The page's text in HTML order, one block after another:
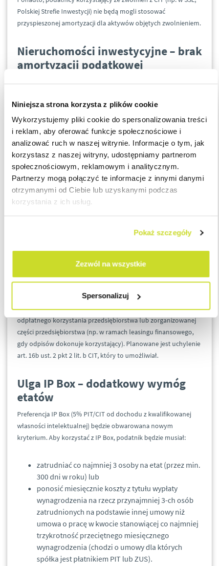
Niniejsza strona korzysta z plików cookie
Wykorzystujemy pliki cookie do spersonalizowania treści
i reklam, aby oferować funkcje społecznościowe i
analizować ruch w naszej witrynie. Informacje o tym, jak
korzystasz z naszej witryny, udostępniamy partnerom
społecznościowym, reklamowym i analitycznym.
Partnerzy mogą połączyć te informacje z innymi danymi
otrzymanymi od Ciebie lub uzyskanymi podczas
korzystania z ich usług.
Pokaż szczegóły
Zezwól na wszystkie
Spersonalizuj
Polskiej Strefie Inwestycji) nie będą mogli stosować
przyspieszonej amortyzacji dla aktywów objętych zwolnieniem.
Nieruchomości inwestycyjne – brak
amortyzacji podatkowej
Spółki nieruchomościowe nie dokonają odpisów
wyceniane są do wartości godziwej (a więc, które nie są
amortyzowane księgowo). Dotychczas istniał spór co do
możliwości dokonywania takich odpisów podatkowych –
ostatecznie w serii wyroków w br. Naczelny Sąd
Administracyjnych potwierdził, iż także spółki
nieruchomościowe mogą dokonywać odpisów
amortyzacyjnych od nieruchomości inwestycyjnych. Nowe
przepisy wprost to wykluczą - nie będzie można amortyzować
podatkowo ponad odpisy bilansowe.
Wyłączenie możliwości amortyzacji
goodwill (wartości firmy)
powstałej na skutek przyjęcia do
odpłatnego korzystania
Planowane jest zlikwidowanie jednej z możliwości
dokonywania odpisów amortyzacyjnych od wartości firmy
(goodwill), tj. takiej która powstała na skutek przejęcia do
odpłatnego korzystania przedsiębiorstwa lub zorganizowanej
części przedsiębiorstwa (np. w ramach leasingu finansowego,
gdy odpisów dokonuje korzystający). Planowane jest uchylenie
art. 16b ust. 2 pkt 2 lit. b CIT, który to umożliwiał.
Ulga IP Box – dodatkowy wymóg
etatów
Preferencja IP Box (5% PIT/CIT od dochodu z kwalifikowanej
własności intelektualnej) będzie obwarowana nowym
kryterium. Aby korzystać z IP Box, podatnik będzie musiał:
zatrudniać co najmniej 3 osoby na etat (przez min.
300 dni w roku) lub
ponosić miesięcznie koszty z tytułu wypłaty
wynagrodzenia na rzecz przynajmniej 3-ch osób
zatrudnionych na podstawie innej umowy niż
umowa o pracę w kwocie stanowiącej co najmniej
trzykrotność przeciętnego miesięcznego
wynagrodzenia (chodzi o umowy dla których
spółka jest płatnikiem PIT lub ZUS).